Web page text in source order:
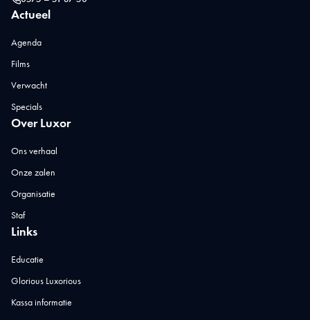
Actueel
Agenda
Films
Verwacht
Specials
Over Luxor
Ons verhaal
Onze zalen
Organisatie
Staf
Links
Educatie
Glorious Luxorious
Kassa informatie